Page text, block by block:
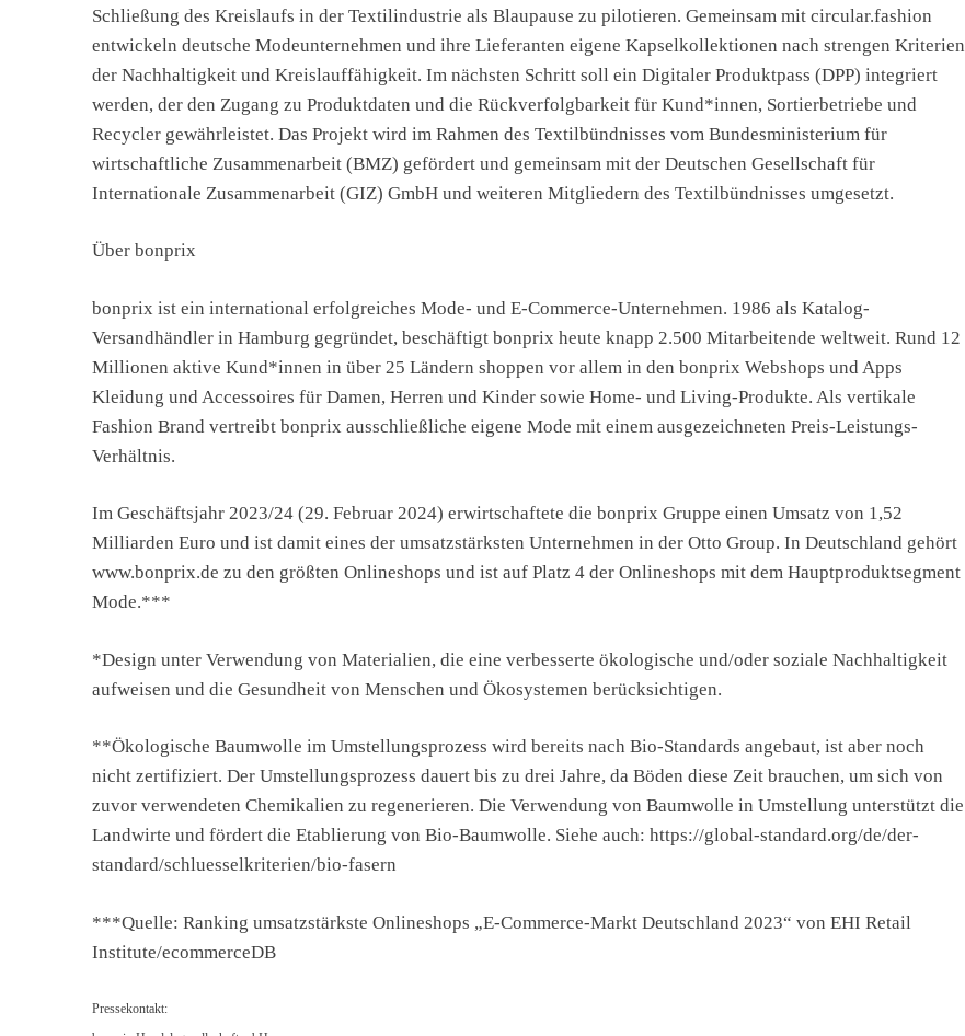
Schließung des Kreislaufs in der Textilindustrie als Blaupause zu pilotieren. Gemeinsam mit circular.fashion
entwickeln deutsche Modeunternehmen und ihre Lieferanten eigene Kapselkollektionen nach strengen Kriterien
der Nachhaltigkeit und Kreislauffähigkeit. Im nächsten Schritt soll ein Digitaler Produktpass (DPP) integriert
werden, der den Zugang zu Produktdaten und die Rückverfolgbarkeit für Kund*innen, Sortierbetriebe und
Recycler gewährleistet. Das Projekt wird im Rahmen des Textilbündnisses vom Bundesministerium für
wirtschaftliche Zusammenarbeit (BMZ) gefördert und gemeinsam mit der Deutschen Gesellschaft für
Internationale Zusammenarbeit (GIZ) GmbH und weiteren Mitgliedern des Textilbündnisses umgesetzt.
Über bonprix
bonprix ist ein international erfolgreiches Mode- und E-Commerce-Unternehmen. 1986 als Katalog-
Versandhändler in Hamburg gegründet, beschäftigt bonprix heute knapp 2.500 Mitarbeitende weltweit. Rund 12
Millionen aktive Kund*innen in über 25 Ländern shoppen vor allem in den bonprix Webshops und Apps
Kleidung und Accessoires für Damen, Herren und Kinder sowie Home- und Living-Produkte. Als vertikale
Fashion Brand vertreibt bonprix ausschließliche eigene Mode mit einem ausgezeichneten Preis-Leistungs-
Verhältnis.
Im Geschäftsjahr 2023/24 (29. Februar 2024) erwirtschaftete die bonprix Gruppe einen Umsatz von 1,52
Milliarden Euro und ist damit eines der umsatzstärksten Unternehmen in der Otto Group. In Deutschland gehört
www.bonprix.de zu den größten Onlineshops und ist auf Platz 4 der Onlineshops mit dem Hauptproduktsegment
Mode.***
*Design unter Verwendung von Materialien, die eine verbesserte ökologische und/oder soziale Nachhaltigkeit
aufweisen und die Gesundheit von Menschen und Ökosystemen berücksichtigen.
**Ökologische Baumwolle im Umstellungsprozess wird bereits nach Bio-Standards angebaut, ist aber noch
nicht zertifiziert. Der Umstellungsprozess dauert bis zu drei Jahre, da Böden diese Zeit brauchen, um sich von
zuvor verwendeten Chemikalien zu regenerieren. Die Verwendung von Baumwolle in Umstellung unterstützt die
Landwirte und fördert die Etablierung von Bio-Baumwolle. Siehe auch: https://global-standard.org/de/der-
standard/schluesselkriterien/bio-fasern
***Quelle: Ranking umsatzstärkste Onlineshops „E-Commerce-Markt Deutschland 2023“ von EHI Retail
Institute/ecommerceDB
Pressekontakt: